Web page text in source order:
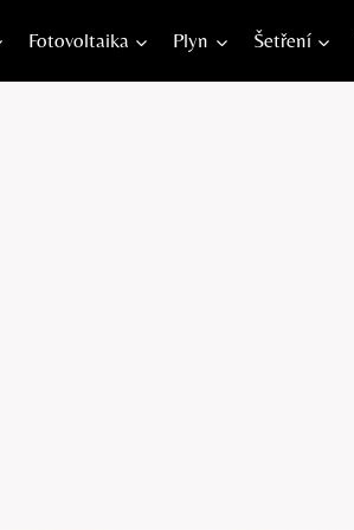
Fotovoltaika Plyn Šetření